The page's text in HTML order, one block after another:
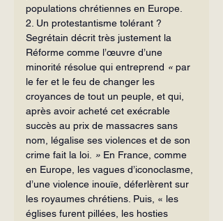
populations chrétiennes en Europe.
2. Un protestantisme tolérant ?
Segrétain décrit très justement la
Réforme comme l’œuvre d’une
minorité résolue qui entreprend « par
le fer et le feu de changer les
croyances de tout un peuple, et qui,
après avoir acheté cet exécrable
succès au prix de massacres sans
nom, légalise ses violences et de son
crime fait la loi.
» En France, comme
en Europe, les vagues d’iconoclasme,
d’une violence inouïe, déferlèrent sur
les royaumes chrétiens. Puis, « les
églises furent pillées, les hosties